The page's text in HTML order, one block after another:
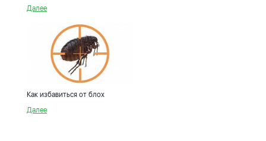
Далее
Как избавиться от блох
Далее